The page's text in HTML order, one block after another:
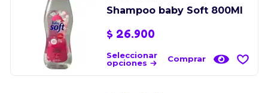
Shampoo baby Soft 800Ml
$ 26.900
Seleccionar
opciones
Comprar